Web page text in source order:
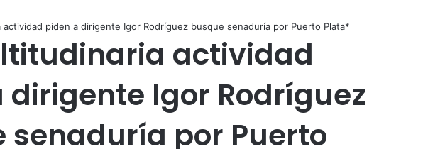
piden a dirigente Igor Rodríguez busque senaduría por Puerto Plata*
actividad
dirigente Igor Rodríguez
senaduría por Puerto